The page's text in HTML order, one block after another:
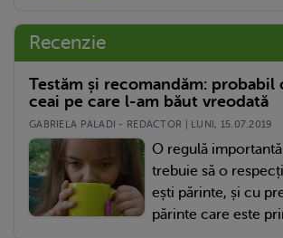
Recenzie
Testăm și recomandăm: probabil
ceai pe care l-am băut vreodată
GABRIELA PALADI - REDACTOR | LUNI, 15.07.2019
O regulă
trebuie să o
ești părinte, și cu
părinte care este